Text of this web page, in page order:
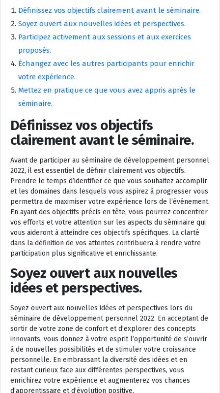
Définissez vos objectifs clairement avant le séminaire.
Soyez ouvert aux nouvelles idées et perspectives.
Participez activement aux sessions et aux exercices
proposés.
Échangez avec les autres participants pour enrichir
votre expérience.
Mettez en pratique ce que vous avez appris après le
séminaire.
Définissez vos objectifs
clairement avant le séminaire.
Avant de participer au séminaire de développement personnel
2022, il est essentiel de définir clairement vos objectifs.
Prendre le temps d’identifier ce que vous souhaitez accomplir
et les domaines dans lesquels vous aspirez à progresser vous
permettra de maximiser votre expérience lors de l’événement.
En ayant des objectifs précis en tête, vous pourrez concentrer
vos efforts et votre attention sur les aspects du séminaire qui
vous aideront à atteindre ces objectifs spécifiques. La clarté
dans la définition de vos attentes contribuera à rendre votre
participation plus significative et enrichissante.
Soyez ouvert aux nouvelles
idées et perspectives.
Soyez ouvert aux nouvelles idées et perspectives lors du
séminaire de développement personnel 2022. En acceptant de
sortir de votre zone de confort et d’explorer des concepts
innovants, vous donnez à votre esprit l’opportunité de s’ouvrir
à de nouvelles possibilités et de stimuler votre croissance
personnelle. En embrassant la diversité des idées et en
restant curieux face aux différentes perspectives, vous
enrichirez votre expérience et augmenterez vos chances
d’apprentissage et d’évolution positive.